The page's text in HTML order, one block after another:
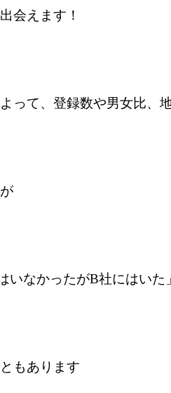
会えます！
って、登録数や男女比、
いなかったがB社にはいた
もあります